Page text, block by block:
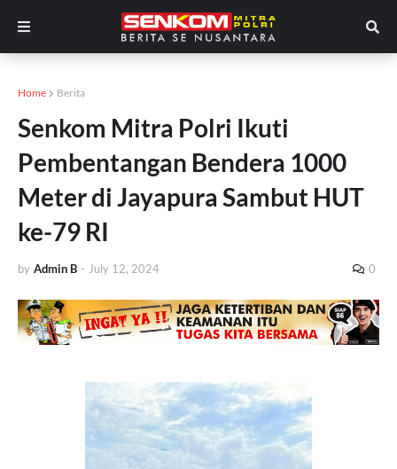
Home Berita
Senkom Mitra Polri Ikuti
Pembentangan Bendera 1000
Meter di Jayapura Sambut HUT
ke-79 RI
by Admin B - July 12, 2024 0